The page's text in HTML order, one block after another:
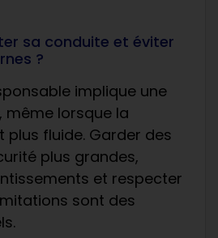
sa conduite et éviter
?
implique une
même lorsque la
fluide. Garder des
plus grandes,
et respecter
sont des